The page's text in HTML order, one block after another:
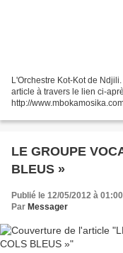
L'Orchestre Kot-Kot de
article à travers le lien ci-
http://
LE GROUPE
BLEUS »
Publié le 12/05/2012 à 01:00
Par Messager